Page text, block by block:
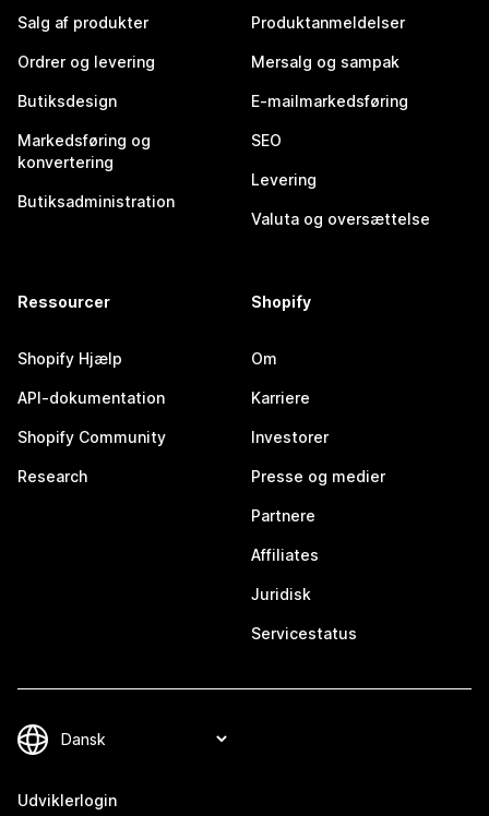
Salg af produkter
Ordrer og levering
Butiksdesign
Markedsføring og
konvertering
Butiksadministration
Produktanmeldelser
Mersalg og sampak
E-mailmarkedsføring
SEO
Levering
Valuta og oversættelse
Ressourcer
Shopify Hjælp
API-dokumentation
Shopify Community
Research
Shopify
Om
Karriere
Investorer
Presse og medier
Partnere
Affiliates
Juridisk
Servicestatus
Udviklerlogin